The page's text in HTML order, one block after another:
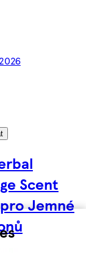
Scent
Jemné